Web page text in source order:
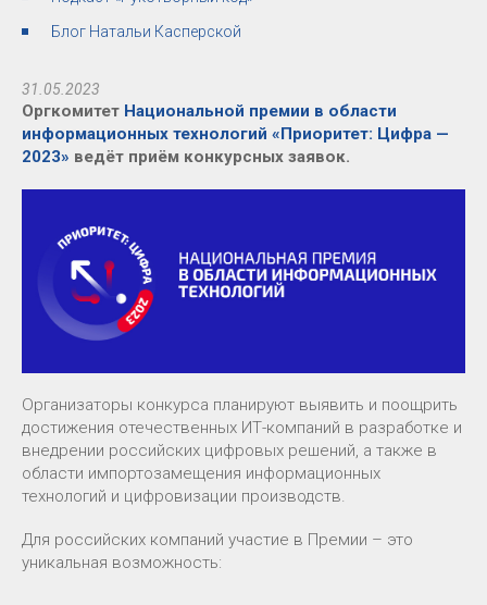
Блог Натальи Касперской
31.05.2023
Оргкомитет Национальной премии в области
информационных технологий «Приоритет: Цифра —
2023» ведёт приём конкурсных заявок.
Организаторы конкурса планируют выявить и поощрить
достижения отечественных ИТ-компаний в разработке и
внедрении российских цифровых решений, а также в
области импортозамещения информационных
технологий и цифровизации производств.
Для российских компаний участие в Премии – это
уникальная возможность: